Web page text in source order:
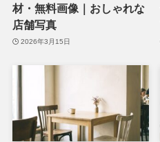
材・無料画像｜おしゃれな
店舗写真
2026年3月15日